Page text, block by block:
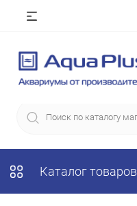
Каталог товаров